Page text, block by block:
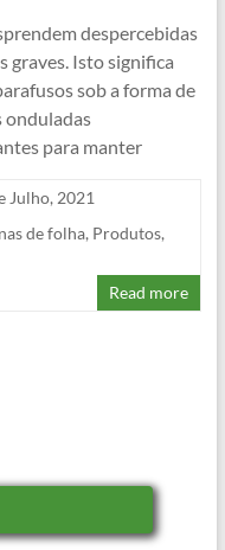
despercebidas
graves. Isto significa
sob a forma de
onduladas
para manter
Julho, 2021
de folha, Produtos,
Read more